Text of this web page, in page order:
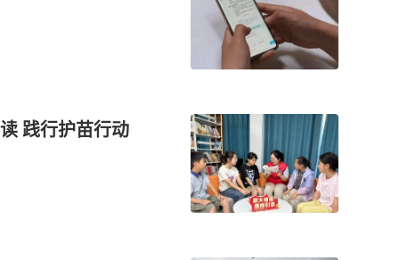
践行护苗行动